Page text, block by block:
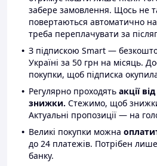
забере замовлення. Щось не
повертаються автоматично
треба переплачувати за
З підпискою Smart —
Україні за 50 грн на місяць.
покупки, щоб підписка
Регулярно проходять акції
знижки. Стежимо, щоб
Актуальні пропозиції — на
Великі покупки можна
до 24 платежів. Потрібен
банку.